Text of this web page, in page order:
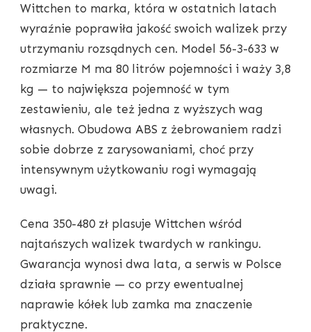
Wittchen to marka, która w ostatnich latach
wyraźnie poprawiła jakość swoich walizek przy
utrzymaniu rozsądnych cen. Model 56-3-633 w
rozmiarze M ma 80 litrów pojemności i waży 3,8
kg — to największa pojemność w tym
zestawieniu, ale też jedna z wyższych wag
własnych. Obudowa ABS z żebrowaniem radzi
sobie dobrze z zarysowaniami, choć przy
intensywnym użytkowaniu rogi wymagają
uwagi.
Cena 350-480 zł plasuje Wittchen wśród
najtańszych walizek twardych w rankingu.
Gwarancja wynosi dwa lata, a serwis w Polsce
działa sprawnie — co przy ewentualnej
naprawie kółek lub zamka ma znaczenie
praktyczne.